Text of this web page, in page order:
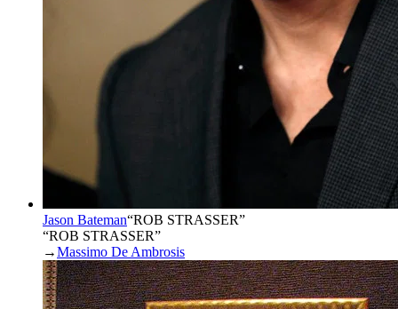
Jason Bateman“ROB STRASSER”
“ROB STRASSER”
→Massimo De Ambrosis